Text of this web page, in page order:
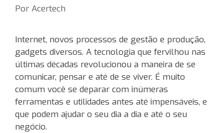
Por Acertech
Internet, novos processos de gestão e produção,
gadgets diversos. A tecnologia que fervilhou nas
últimas décadas revolucionou a maneira de se
comunicar, pensar e até de se viver. É muito
comum você se deparar com inúmeras
ferramentas e utilidades antes até impensáveis, e
que podem ajudar o seu dia a dia e até o seu
negócio.